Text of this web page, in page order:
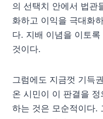
의 선택치 안에서 법관
화하고 이익을 극대화
다. 지배 이념을 이토
것이다.
그럼에도 지금껏 기득
온 시민이 이 판결을
하는 것은 모순적이다.